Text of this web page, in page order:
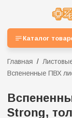
Каталог
Главная
Вспененные ПВХ
Strong,